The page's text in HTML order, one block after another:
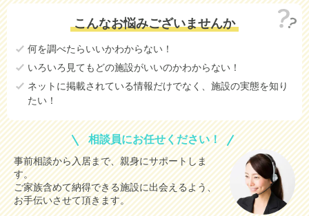
こんなお悩みございませんか
何を調べたらいいかわからない！
いろいろ見てもどの施設がいいのかわからない！
ネットに掲載されている情報だけでなく、施設の実態を知り
たい！
相談員にお任せください！
事前相談から入居まで、親身にサポートしま
す。
ご家族含めて納得できる施設に出会えるよう、
お手伝いさせて頂きます。